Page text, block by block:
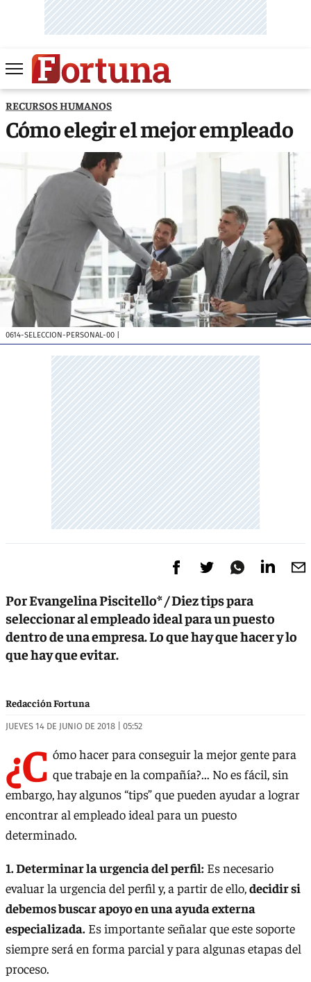
RECURSOS HUMANOS
Cómo elegir el mejor empleado
0614-SELECCION-PERSONAL-00
Por Evangelina Piscitello* / Diez tips para
seleccionar al empleado ideal para un puesto
dentro de una empresa. Lo que hay que hacer y lo
que hay que evitar.
Redacción Fortuna
JUEVES 14 DE JUNIO DE 2018 | 05:52
¿C ómo hacer para conseguir la mejor gente para
que trabaje en la compañía?... No es fácil, sin
embargo, hay algunos “tips” que pueden ayudar a lograr
encontrar al empleado ideal para un puesto
determinado.
1. Determinar la urgencia del perfil: Es necesario
evaluar la urgencia del perfil y, a partir de ello,decidir si
debemos buscar apoyo en una ayuda externa
especializada. Es importante señalar que este soporte
siempre será en forma parcial y para algunas etapas del
proceso.